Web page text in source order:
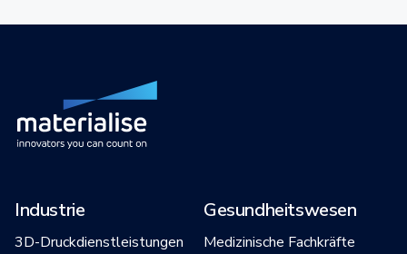
Industrie
3D-Druckdienstleistungen
Gesundheitswesen
Medizinische Fachkräfte